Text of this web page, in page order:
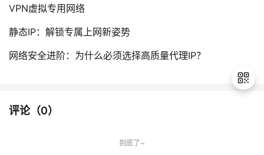
VPN虚拟专用网络
静态IP：解锁专属上网新姿势
网络安全进阶：为什么必须选择高质量代理IP？
评论（0）
到底了~